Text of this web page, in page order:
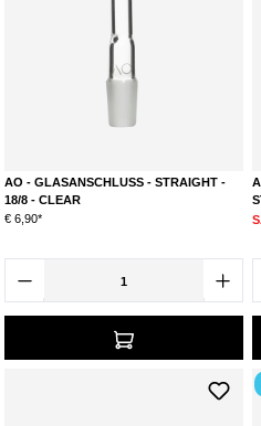
AO - GLASANSCHLUSS - STRAIGHT -
18/8 - CLEAR
€ 6,90*